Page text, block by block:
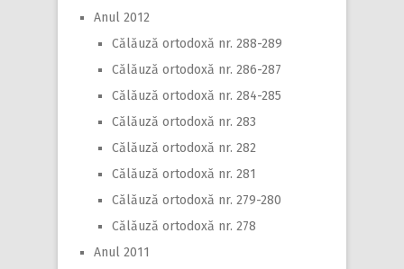
Anul 2012
Călăuză ortodoxă nr. 288-289
Călăuză ortodoxă nr. 286-287
Călăuză ortodoxă nr. 284-285
Călăuză ortodoxă nr. 283
Călăuză ortodoxă nr. 282
Călăuză ortodoxă nr. 281
Călăuză ortodoxă nr. 279-280
Călăuză ortodoxă nr. 278
Anul 2011